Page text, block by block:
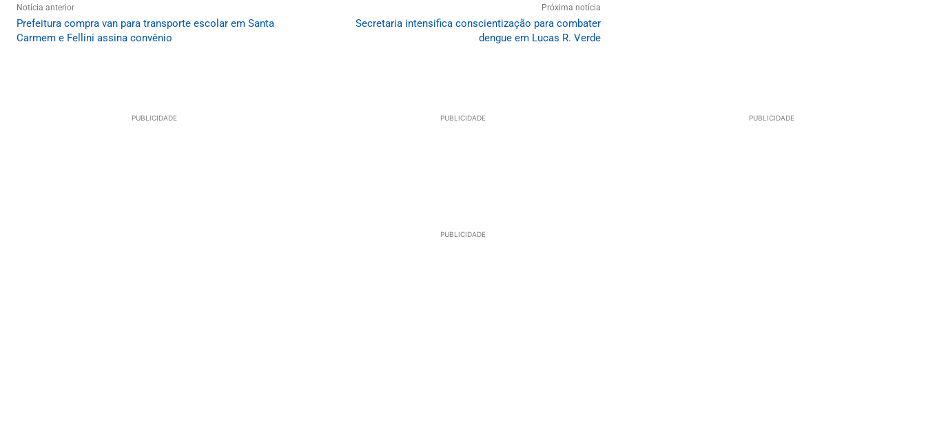
Notícia anterior
Prefeitura compra van para transporte escolar em Santa
Carmem e Fellini assina convênio
Próxima notícia
Secretaria intensifica conscientização para combater
dengue em Lucas R. Verde
PUBLICIDADE PUBLICIDADE PUBLICIDADE
PUBLICIDADE